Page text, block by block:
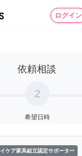
ログイン
家事
依頼相談
2
希望日時
イケア家具組立認定サポーター